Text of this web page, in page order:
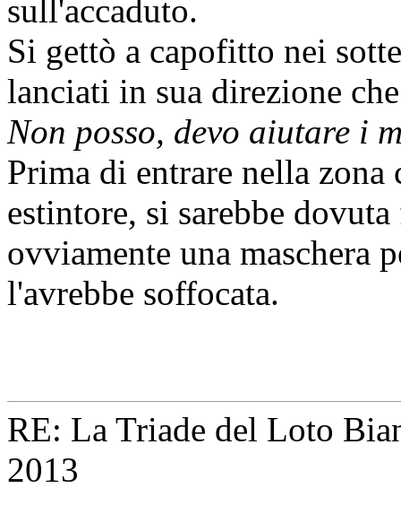
sull'accaduto.
Si gettò a capofitto nei
lanciati in sua direzione
Non posso, devo aiutare i
Prima di entrare nella zona
estintore, si sarebbe
ovviamente una maschera
l'avrebbe soffocata.
RE: La Triade del Loto
2013